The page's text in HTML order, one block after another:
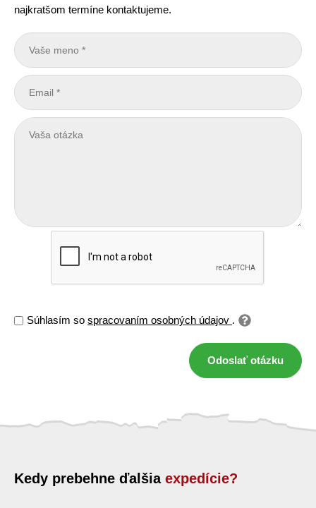
najkratšom termíne kontaktujeme.
Súhlasím so spracovaním osobných údajov .
Odoslať otázku
Kedy prebehne ďalšia expedície?